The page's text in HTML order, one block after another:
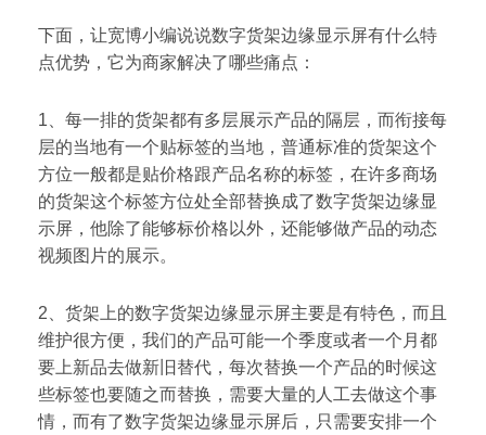
下面，让宽博小编说说数字货架边缘显示屏有什么特
点优势，它为商家解决了哪些痛点：
1、每一排的货架都有多层展示产品的隔层，而衔接每
层的当地有一个贴标签的当地，普通标准的货架这个
方位一般都是贴价格跟产品名称的标签，在许多商场
的货架这个标签方位处全部替换成了数字货架边缘显
示屏，他除了能够标价格以外，还能够做产品的动态
视频图片的展示。
2、货架上的数字货架边缘显示屏主要是有特色，而且
维护很方便，我们的产品可能一个季度或者一个月都
要上新品去做新旧替代，每次替换一个产品的时候这
些标签也要随之而替换，需要大量的人工去做这个事
情，而有了数字货架边缘显示屏后，只需要安排一个